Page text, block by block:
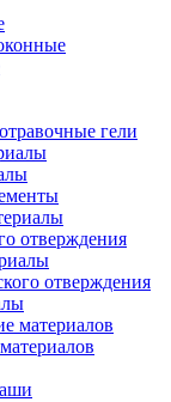
гели
отверждения
отверждения